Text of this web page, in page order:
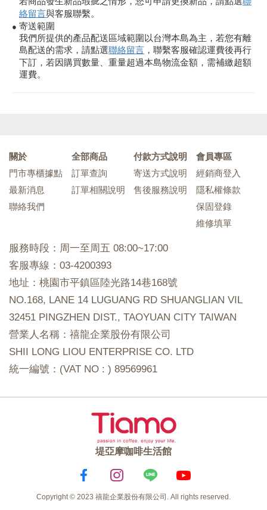
絡留言與客服聯繫。
● 寄送範圍
我們所提供的產品配送區域範圍以台灣本島為主，若您有離
島配送的需求，請點選聯絡留言 ，聯繫客服確認運費後再行
下訂，若因購買數量、重量超過本島物流金額，需補繳超額
運費。
關於
門市專櫃據點
最新消息
聯絡我們
全部商品
訂單查詢
訂單相關說明
付款方式說明
寄送方式說明
售後服務說明
會員專區
經銷商登入
隱私權條款
保固登錄
維修填單
服務時段：周一至周五 08:00~17:00
客服專線：03-4200393
地址：桃園市平鎮區陸光路14巷168號
NO.168, LANE 14 LUGUANG RD SHUANGLIAN VIL
32451 PINGZHEN DIST., TAOYUAN CITY TAIWAN
營業人名稱：禧龍企業股份有限公司
SHII LONG LIOU ENTERPRISE CO. LTD
統一編號：(VAT NO : ) 89569961
堤亞摩咖啡生活館
Copyright © 2023 禧龍企業股份有限公司. All rights reserved.